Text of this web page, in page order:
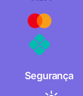
Segurança